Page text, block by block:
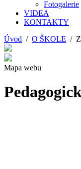
Fotogalerie
VIDEA
KONTAKTY
Úvod / O ŠKOLE /
Mapa webu